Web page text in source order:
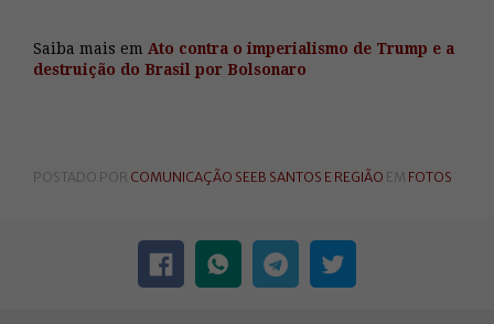
Saiba mais em Ato contra o imperialismo de Trump e a
destruição do Brasil por Bolsonaro
POSTADO POR COMUNICAÇÃO SEEB SANTOS E REGIÃO EM FOTOS